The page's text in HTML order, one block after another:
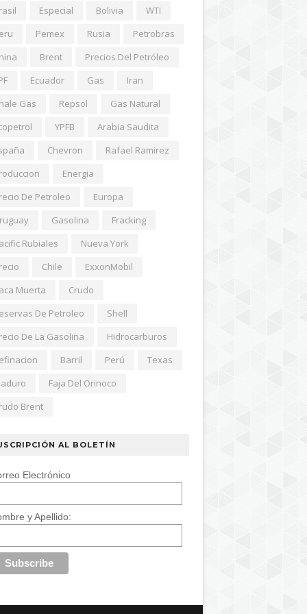
Especial Bolivia
WTI
Pemex Rusia
Petrobras
Brent
Precios Del Petróleo
Ecuador Gas
Iran
Gas
Repsol
Gas Natural
YPFB
Arabia Saudita
Chevron
Rafael Ramirez
Energia
De Petroleo
Europa
Gasolina
Fracking
Rubiales
Nueva York
Chile
ExxonMobil
Muerta
Crudo
De Petroleo
Shell
De La Gasolina
Hidrocarburos
Barril Perú
Texas
Faja Del Orinoco
Brent
AL BOLETÍN
Electrónico
y Apellido: